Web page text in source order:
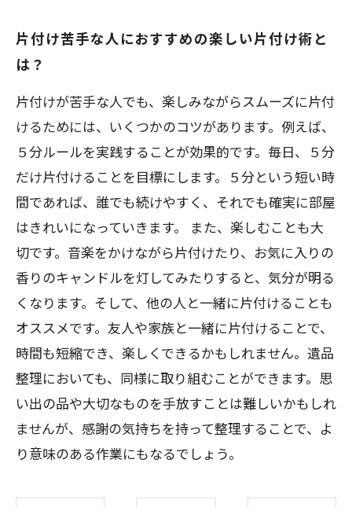
片付け苦手な人におすすめの楽しい片付け術と
は？
片付けが苦手な人でも、楽しみながらスムーズに片付
けるためには、いくつかのコツがあります。例えば、
５分ルールを実践することが効果的です。毎日、５分
だけ片付けることを目標にします。５分という短い時
間であれば、誰でも続けやすく、それでも確実に部屋
はきれいになっていきます。 また、楽しむことも大
切です。音楽をかけながら片付けたり、お気に入りの
香りのキャンドルを灯してみたりすると、気分が明る
くなります。そして、他の人と一緒に片付けることも
オススメです。友人や家族と一緒に片付けることで、
時間も短縮でき、楽しくできるかもしれません。遺品
整理においても、同様に取り組むことができます。思
い出の品や大切なものを手放すことは難しいかもしれ
ませんが、感謝の気持ちを持って整理することで、よ
り意味のある作業にもなるでしょう。